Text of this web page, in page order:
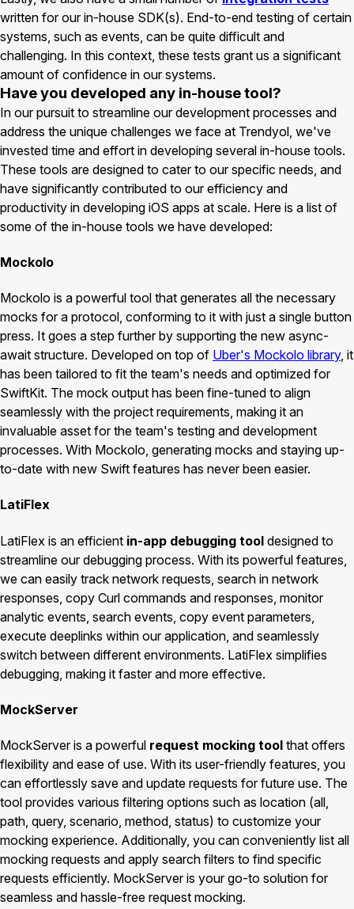
written for our in-house SDK(s). End-to-end testing of certain
systems, such as events, can be quite difficult and
challenging. In this context, these tests grant us a significant
amount of confidence in our systems.
Have you developed any in-house tool?
In our pursuit to streamline our development processes and
address the unique challenges we face at Trendyol, we've
invested time and effort in developing several in-house tools.
These tools are designed to cater to our specific needs, and
have significantly contributed to our efficiency and
productivity in developing iOS apps at scale. Here is a list of
some of the in-house tools we have developed:
Mockolo
Mockolo is a powerful tool that generates all the necessary
mocks for a protocol, conforming to it with just a single button
press. It goes a step further by supporting the new async-
await structure. Developed on top of Uber's Mockolo library, it
has been tailored to fit the team's needs and optimized for
SwiftKit. The mock output has been fine-tuned to align
seamlessly with the project requirements, making it an
invaluable asset for the team's testing and development
processes. With Mockolo, generating mocks and staying up-
to-date with new Swift features has never been easier.
LatiFlex
LatiFlex is an efficient in-app debugging tool designed to
streamline our debugging process. With its powerful features,
we can easily track network requests, search in network
responses, copy Curl commands and responses, monitor
analytic events, search events, copy event parameters,
execute deeplinks within our application, and seamlessly
switch between different environments. LatiFlex simplifies
debugging, making it faster and more effective.
MockServer
MockServer is a powerful request mocking tool that offers
flexibility and ease of use. With its user-friendly features, you
can effortlessly save and update requests for future use. The
tool provides various filtering options such as location (all,
path, query, scenario, method, status) to customize your
mocking experience. Additionally, you can conveniently list all
mocking requests and apply search filters to find specific
requests efficiently. MockServer is your go-to solution for
seamless and hassle-free request mocking.